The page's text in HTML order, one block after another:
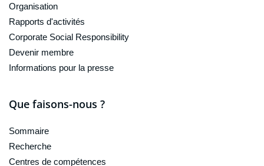
Organisation
Rapports d'activités
Corporate Social Responsibility
Devenir membre
Informations pour la presse
Que faisons-nous ?
Sommaire
Recherche
Centres de compétences